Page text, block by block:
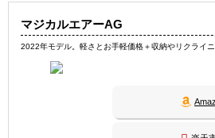
マジカルエアーAG
2022年モデル。軽さとお手軽価格＋収納やリクライニ